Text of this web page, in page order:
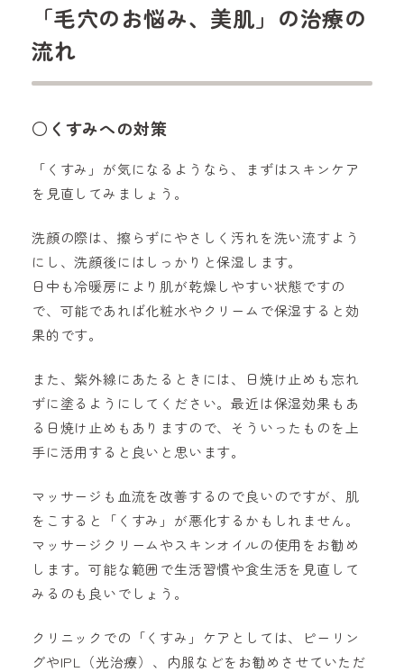
「毛穴のお悩み、美肌」の治療の
流れ
○くすみへの対策
「くすみ」が気になるようなら、まずはスキンケア
を見直してみましょう。
洗顔の際は、擦らずにやさしく汚れを洗い流すよう
にし、洗顔後にはしっかりと保湿します。
日中も冷暖房により肌が乾燥しやすい状態ですの
で、可能であれば化粧水やクリームで保湿すると効
果的です。
また、紫外線にあたるときには、日焼け止めも忘れ
ずに塗るようにしてください。最近は保湿効果もあ
る日焼け止めもありますので、そういったものを上
手に活用すると良いと思います。
マッサージも血流を改善するので良いのですが、肌
をこすると「くすみ」が悪化するかもしれません。
マッサージクリームやスキンオイルの使用をお勧め
します。可能な範囲で生活習慣や食生活を見直して
みるのも良いでしょう。
クリニックでの「くすみ」ケアとしては、ピーリン
グやIPL（光治療）、内服などをお勧めさせていただ